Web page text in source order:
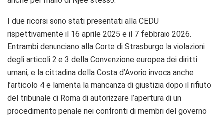
I due ricorsi sono stati presentati alla CEDU
rispettivamente il 16 aprile 2025 e il 7 febbraio 2026.
Entrambi denunciano alla Corte di Strasburgo la violazioni
degli articoli 2 e 3 della Convenzione europea dei diritti
umani, e la cittadina della Costa d’Avorio invoca anche
l’articolo 4 e lamenta la mancanza di giustizia dopo il rifiuto
del tribunale di Roma di autorizzare l’apertura di un
procedimento penale nei confronti di membri del governo